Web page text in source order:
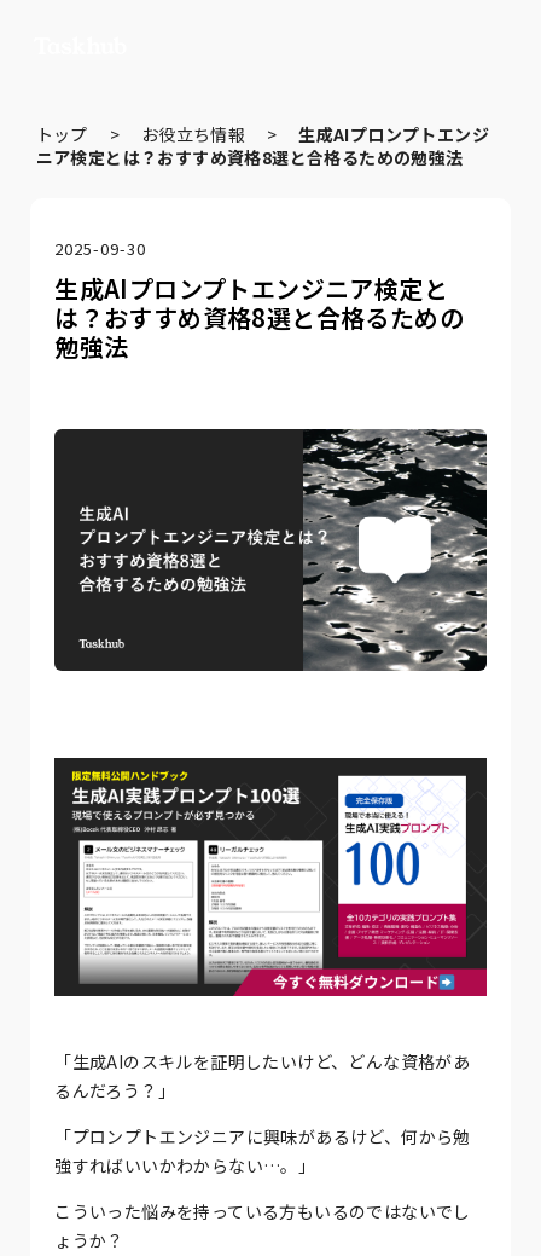
トップ > お役立ち情報 >生成AIプロンプトエンジ
ニア検定とは？おすすめ資格8選と合格るための勉強法
2025-09-30
生成AIプロンプトエンジニア検定と
は？おすすめ資格8選と合格るための
勉強法
「生成AIのスキルを証明したいけど、どんな資格があ
るんだろう？」
「プロンプトエンジニアに興味があるけど、何から勉
強すればいいかわからない…。」
こういった悩みを持っている方もいるのではないでし
ょうか？